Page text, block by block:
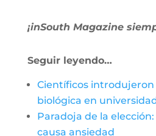
¡inSouth Magazine
Seguir leyendo…
Científicos introdujeron
biológica en
Paradoja de la
causa ansiedad